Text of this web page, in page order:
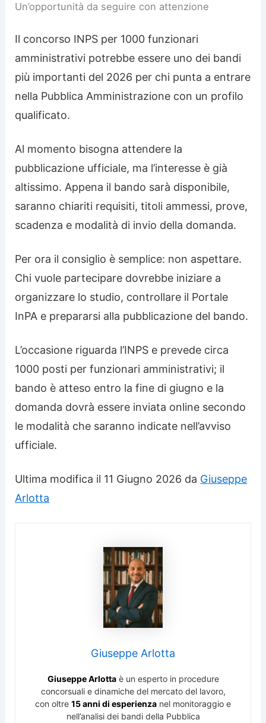
Un’opportunità da seguire con attenzione
Il concorso INPS per 1000 funzionari
amministrativi potrebbe essere uno dei bandi
più importanti del 2026 per chi punta a entrare
nella Pubblica Amministrazione con un profilo
qualificato.
Al momento bisogna attendere la
pubblicazione ufficiale, ma l’interesse è già
altissimo. Appena il bando sarà disponibile,
saranno chiariti requisiti, titoli ammessi, prove,
scadenza e modalità di invio della domanda.
Per ora il consiglio è semplice: non aspettare.
Chi vuole partecipare dovrebbe iniziare a
organizzare lo studio, controllare il Portale
InPA e prepararsi alla pubblicazione del bando.
L’occasione riguarda l’INPS e prevede circa
1000 posti per funzionari amministrativi; il
bando è atteso entro la fine di giugno e la
domanda dovrà essere inviata online secondo
le modalità che saranno indicate nell’avviso
ufficiale.
Ultima modifica il 11 Giugno 2026 da Giuseppe
Arlotta
Giuseppe Arlotta
Giuseppe Arlottaè un esperto in procedure
concorsuali e dinamiche del mercato del lavoro,
con oltre 15 anni di esperienza nel monitoraggio e
nell’analisi dei bandi della Pubblica